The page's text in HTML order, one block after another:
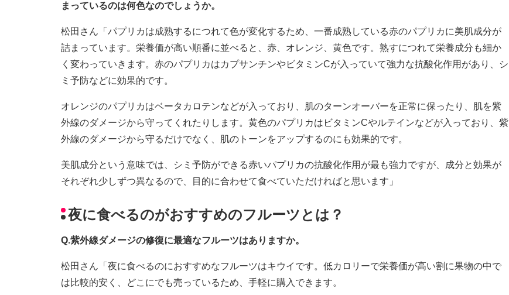
まっているのは何色なのでしょうか。
松田さん「パプリカは成熟するにつれて色が変化するため、一番成熟している赤のパプリカに美肌成分が
詰まっています。栄養価が高い順番に並べると、赤、オレンジ、黄色です。熟すにつれて栄養成分も細か
く変わっていきます。赤のパプリカはカプサンチンやビタミンCが入っていて強力な抗酸化作用があり、シ
ミ予防などに効果的です。
オレンジのパプリカはベータカロテンなどが入っており、肌のターンオーバーを正常に保ったり、肌を紫
外線のダメージから守ってくれたりします。黄色のパプリカはビタミンCやルテインなどが入っており、紫
外線のダメージから守るだけでなく、肌のトーンをアップするのにも効果的です。
美肌成分という意味では、シミ予防ができる赤いパプリカの抗酸化作用が最も強力ですが、成分と効果が
それぞれ少しずつ異なるので、目的に合わせて食べていただければと思います」
夜に食べるのがおすすめのフルーツとは？
Q.紫外線ダメージの修復に最適なフルーツはありますか。
松田さん「夜に食べるのにおすすめなフルーツはキウイです。低カロリーで栄養価が高い割に果物の中で
は比較的安く、どこにでも売っているため、手軽に購入できます。